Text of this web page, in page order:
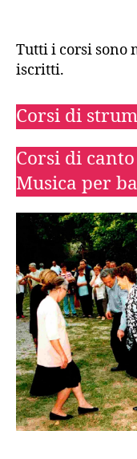
Tutti i corsi sono
iscritti.
Corsi di
Corsi di canto
Musica per